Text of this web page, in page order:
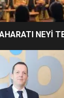
NE
NEYİ